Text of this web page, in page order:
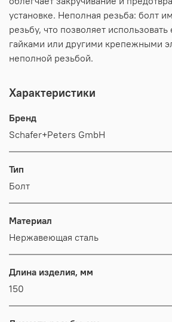
установке. Неполная резьба: болт
резьбу, что позволяет использовать
гайками или другими крепежными
неполной резьбой.
Характеристики
Бренд
Schafer+Peters GmbH
Тип
Болт
Материал
Нержавеющая сталь
Длина изделия, мм
150